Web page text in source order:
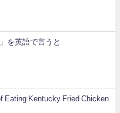
を英語で言うと
Eating Kentucky Fried Chicken